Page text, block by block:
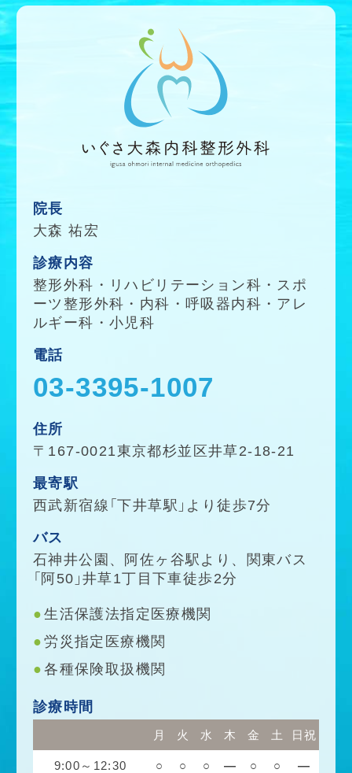
院長
大森 祐宏
診療内容
整形外科 ・ リハビリテーション科 ・ スポ
ーツ整形外科 ・ 内科 ・呼吸器内科 ・ アレ
ルギー科 ・小児科
電話
03-3395-1007
住所
〒167-0021東京都杉並区井草2-18-21
最寄駅
西武新宿線「下井草駅」より徒歩7分
バス
石神井公園、阿佐ヶ谷駅より、関東バス
「阿50」井草1丁目下車徒歩2分
生活保護法指定医療機関
労災指定医療機関
各種保険取扱機関
診療時間
月 火 水 木 金 土 日祝
9:00～12:30 ○ ○ ○ ― ○ ○ ―